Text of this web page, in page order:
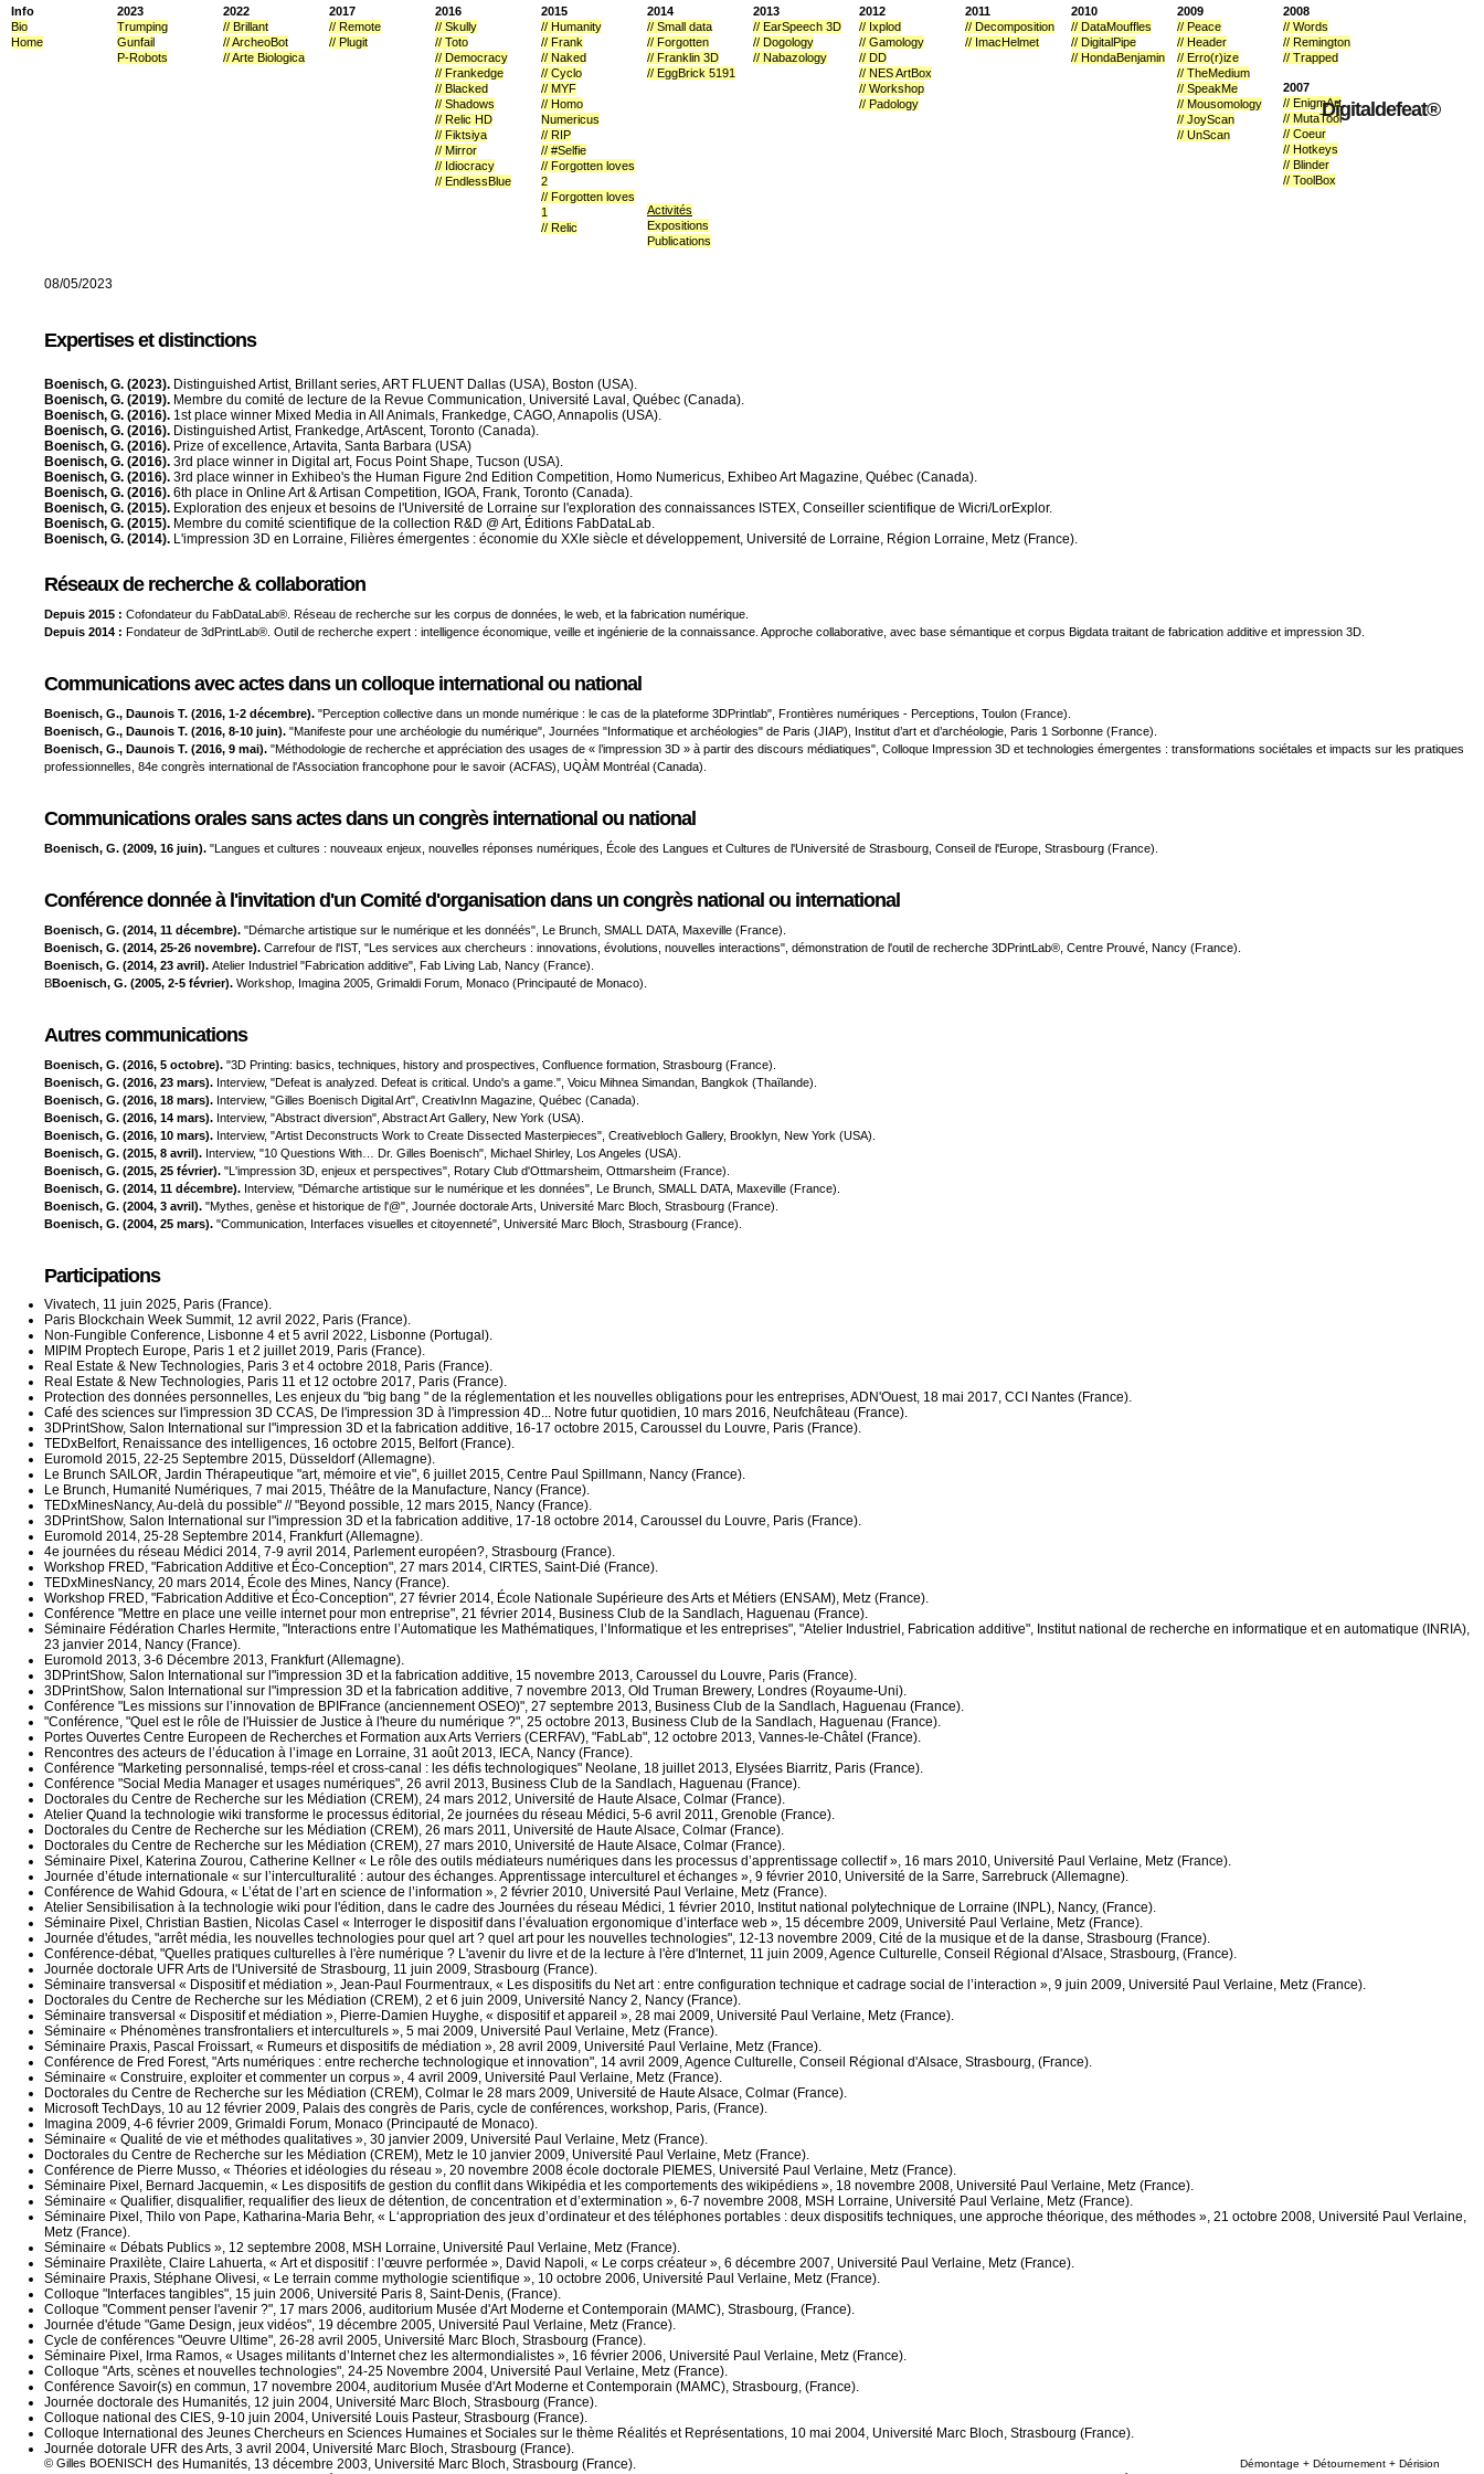
Digitaldefeat®
Info
Bio
Home
2023
Trumping
Gunfail
P-Robots
2022
// Brillant
// ArcheoBot
// Arte Biologica
2017
// Remote
// Plugit
2016
// Skully
// Toto
// Democracy
// Frankedge
// Blacked
// Shadows
// Relic HD
// Fiktsiya
// Mirror
// Idiocracy
// EndlessBlue
2015
// Humanity
// Frank
// Naked
// Cyclo
// MYF
// Homo
Numericus
// RIP
// #Selfie
// Forgotten loves
2
// Forgotten loves
1
// Relic
2014
// Small data
// Forgotten
// Franklin 3D
// EggBrick 5191
2013
// EarSpeech 3D
// Dogology
// Nabazology
2012
// Ixplod
// Gamology
// DD
// NES ArtBox
// Workshop
// Padology
2011
// Decomposition
// ImacHelmet
2010
// DataMouffles
// DigitalPipe
// HondaBenjamin
2009
// Peace
// Header
// Erro(r)ize
// TheMedium
// SpeakMe
// Mousomology
// JoyScan
// UnScan
2008
// Words
// Remington
// Trapped
2007
// EnigmArt
// MutaTool
// Coeur
// Hotkeys
// Blinder
// ToolBox
Activités
Expositions
Publications
08/05/2023
Expertises et distinctions
Boenisch, G. (2023). Distinguished Artist, Brillant series, ART FLUENT Dallas (USA), Boston (USA).
Boenisch, G. (2019). Membre du comité de lecture de la Revue Communication, Université Laval, Québec (Canada).
Boenisch, G. (2016). 1st place winner Mixed Media in All Animals, Frankedge, CAGO, Annapolis (USA).
Boenisch, G. (2016). Distinguished Artist, Frankedge, ArtAscent, Toronto (Canada).
Boenisch, G. (2016). Prize of excellence, Artavita, Santa Barbara (USA)
Boenisch, G. (2016). 3rd place winner in Digital art, Focus Point Shape, Tucson (USA).
Boenisch, G. (2016). 3rd place winner in Exhibeo's the Human Figure 2nd Edition Competition, Homo Numericus, Exhibeo Art Magazine, Québec (Canada).
Boenisch, G. (2016). 6th place in Online Art & Artisan Competition, IGOA, Frank, Toronto (Canada).
Boenisch, G. (2015). Exploration des enjeux et besoins de l'Université de Lorraine sur l'exploration des connaissances ISTEX, Conseiller scientifique de Wicri/LorExplor.
Boenisch, G. (2015). Membre du comité scientifique de la collection R&D @ Art, Éditions FabDataLab.
Boenisch, G. (2014). L'impression 3D en Lorraine, Filières émergentes : économie du XXIe siècle et développement, Université de Lorraine, Région Lorraine, Metz (France).
Réseaux de recherche & collaboration
Depuis 2015 : Cofondateur du FabDataLab®. Réseau de recherche sur les corpus de données, le web, et la fabrication numérique.
Depuis 2014 : Fondateur de 3dPrintLab®. Outil de recherche expert : intelligence économique, veille et ingénierie de la connaissance. Approche collaborative, avec base sémantique et corpus Bigdata traitant de fabrication additive et impression 3D.
Communications avec actes dans un colloque international ou national
Boenisch, G., Daunois T. (2016, 1-2 décembre). "Perception collective dans un monde numérique : le cas de la plateforme 3DPrintlab", Frontières numériques - Perceptions, Toulon (France).
Boenisch, G., Daunois T. (2016, 8-10 juin). "Manifeste pour une archéologie du numérique", Journées "Informatique et archéologies" de Paris (JIAP), Institut d’art et d’archéologie, Paris 1 Sorbonne (France).
Boenisch, G., Daunois T. (2016, 9 mai). "Méthodologie de recherche et appréciation des usages de « l’impression 3D » à partir des discours médiatiques", Colloque Impression 3D et technologies émergentes : transformations sociétales et impacts sur les pratiques
professionnelles, 84e congrès international de l'Association francophone pour le savoir (ACFAS), UQÀM Montréal (Canada).
Communications orales sans actes dans un congrès international ou national
Boenisch, G. (2009, 16 juin). "Langues et cultures : nouveaux enjeux, nouvelles réponses numériques, École des Langues et Cultures de l'Université de Strasbourg, Conseil de l'Europe, Strasbourg (France).
Conférence donnée à l'invitation d'un Comité d'organisation dans un congrès national ou international
Boenisch, G. (2014, 11 décembre). "Démarche artistique sur le numérique et les donnéés", Le Brunch, SMALL DATA, Maxeville (France).
Boenisch, G. (2014, 25-26 novembre). Carrefour de l'IST, "Les services aux chercheurs : innovations, évolutions, nouvelles interactions", démonstration de l'outil de recherche 3DPrintLab®, Centre Prouvé, Nancy (France).
Boenisch, G. (2014, 23 avril). Atelier Industriel "Fabrication additive", Fab Living Lab, Nancy (France).
BBoenisch, G. (2005, 2-5 février). Workshop, Imagina 2005, Grimaldi Forum, Monaco (Principauté de Monaco).
Autres communications
Boenisch, G. (2016, 5 octobre). "3D Printing: basics, techniques, history and prospectives, Confluence formation, Strasbourg (France).
Boenisch, G. (2016, 23 mars). Interview, "Defeat is analyzed. Defeat is critical. Undo's a game.", Voicu Mihnea Simandan, Bangkok (Thaïlande).
Boenisch, G. (2016, 18 mars). Interview, "Gilles Boenisch Digital Art", CreativInn Magazine, Québec (Canada).
Boenisch, G. (2016, 14 mars). Interview, "Abstract diversion", Abstract Art Gallery, New York (USA).
Boenisch, G. (2016, 10 mars). Interview, "Artist Deconstructs Work to Create Dissected Masterpieces", Creativebloch Gallery, Brooklyn, New York (USA).
Boenisch, G. (2015, 8 avril). Interview, "10 Questions With… Dr. Gilles Boenisch", Michael Shirley, Los Angeles (USA).
Boenisch, G. (2015, 25 février). "L'impression 3D, enjeux et perspectives", Rotary Club d'Ottmarsheim, Ottmarsheim (France).
Boenisch, G. (2014, 11 décembre). Interview, "Démarche artistique sur le numérique et les données", Le Brunch, SMALL DATA, Maxeville (France).
Boenisch, G. (2004, 3 avril). "Mythes, genèse et historique de l'@", Journée doctorale Arts, Université Marc Bloch, Strasbourg (France).
Boenisch, G. (2004, 25 mars). "Communication, Interfaces visuelles et citoyenneté", Université Marc Bloch, Strasbourg (France).
Participations
Vivatech, 11 juin 2025, Paris (France).
Paris Blockchain Week Summit, 12 avril 2022, Paris (France).
Non-Fungible Conference, Lisbonne 4 et 5 avril 2022, Lisbonne (Portugal).
MIPIM Proptech Europe, Paris 1 et 2 juillet 2019, Paris (France).
Real Estate & New Technologies, Paris 3 et 4 octobre 2018, Paris (France).
Real Estate & New Technologies, Paris 11 et 12 octobre 2017, Paris (France).
Protection des données personnelles, Les enjeux du "big bang " de la réglementation et les nouvelles obligations pour les entreprises, ADN'Ouest, 18 mai 2017, CCI Nantes (France).
Café des sciences sur l'impression 3D CCAS, De l'impression 3D à l'impression 4D... Notre futur quotidien, 10 mars 2016, Neufchâteau (France).
3DPrintShow, Salon International sur l"impression 3D et la fabrication additive, 16-17 octobre 2015, Caroussel du Louvre, Paris (France).
TEDxBelfort, Renaissance des intelligences, 16 octobre 2015, Belfort (France).
Euromold 2015, 22-25 Septembre 2015, Düsseldorf (Allemagne).
Le Brunch SAILOR, Jardin Thérapeutique "art, mémoire et vie", 6 juillet 2015, Centre Paul Spillmann, Nancy (France).
Le Brunch, Humanité Numériques, 7 mai 2015, Théâtre de la Manufacture, Nancy (France).
TEDxMinesNancy, Au-delà du possible" // "Beyond possible, 12 mars 2015, Nancy (France).
3DPrintShow, Salon International sur l"impression 3D et la fabrication additive, 17-18 octobre 2014, Caroussel du Louvre, Paris (France).
Euromold 2014, 25-28 Septembre 2014, Frankfurt (Allemagne).
4e journées du réseau Médici 2014, 7-9 avril 2014, Parlement européen?, Strasbourg (France).
Workshop FRED, "Fabrication Additive et Éco-Conception", 27 mars 2014, CIRTES, Saint-Dié (France).
TEDxMinesNancy, 20 mars 2014, École des Mines, Nancy (France).
Workshop FRED, "Fabrication Additive et Éco-Conception", 27 février 2014, École Nationale Supérieure des Arts et Métiers (ENSAM), Metz (France).
Conférence "Mettre en place une veille internet pour mon entreprise", 21 février 2014, Business Club de la Sandlach, Haguenau (France).
Séminaire Fédération Charles Hermite, "Interactions entre l’Automatique les Mathématiques, l’Informatique et les entreprises", "Atelier Industriel, Fabrication additive", Institut national de recherche en informatique et en automatique (INRIA),
23 janvier 2014, Nancy (France).
Euromold 2013, 3-6 Décembre 2013, Frankfurt (Allemagne).
3DPrintShow, Salon International sur l"impression 3D et la fabrication additive, 15 novembre 2013, Caroussel du Louvre, Paris (France).
3DPrintShow, Salon International sur l"impression 3D et la fabrication additive, 7 novembre 2013, Old Truman Brewery, Londres (Royaume-Uni).
Conférence "Les missions sur l’innovation de BPIFrance (anciennement OSEO)", 27 septembre 2013, Business Club de la Sandlach, Haguenau (France).
"Conférence, "Quel est le rôle de l'Huissier de Justice à l'heure du numérique ?", 25 octobre 2013, Business Club de la Sandlach, Haguenau (France).
Portes Ouvertes Centre Europeen de Recherches et Formation aux Arts Verriers (CERFAV), "FabLab", 12 octobre 2013, Vannes-le-Châtel (France).
Rencontres des acteurs de l’éducation à l’image en Lorraine, 31 août 2013, IECA, Nancy (France).
Conférence "Marketing personnalisé, temps-réel et cross-canal : les défis technologiques" Neolane, 18 juillet 2013, Elysées Biarritz, Paris (France).
Conférence "Social Media Manager et usages numériques", 26 avril 2013, Business Club de la Sandlach, Haguenau (France).
Doctorales du Centre de Recherche sur les Médiation (CREM), 24 mars 2012, Université de Haute Alsace, Colmar (France).
Atelier Quand la technologie wiki transforme le processus éditorial, 2e journées du réseau Médici, 5-6 avril 2011, Grenoble (France).
Doctorales du Centre de Recherche sur les Médiation (CREM), 26 mars 2011, Université de Haute Alsace, Colmar (France).
Doctorales du Centre de Recherche sur les Médiation (CREM), 27 mars 2010, Université de Haute Alsace, Colmar (France).
Séminaire Pixel, Katerina Zourou, Catherine Kellner « Le rôle des outils médiateurs numériques dans les processus d’apprentissage collectif », 16 mars 2010, Université Paul Verlaine, Metz (France).
Journée d’étude internationale « sur l’interculturalité : autour des échanges. Apprentissage interculturel et échanges », 9 février 2010, Université de la Sarre, Sarrebruck (Allemagne).
Conférence de Wahid Gdoura, « L’état de l’art en science de l’information », 2 février 2010, Université Paul Verlaine, Metz (France).
Atelier Sensibilisation à la technologie wiki pour l'édition, dans le cadre des Journées du réseau Médici, 1 février 2010, Institut national polytechnique de Lorraine (INPL), Nancy, (France).
Séminaire Pixel, Christian Bastien, Nicolas Casel « Interroger le dispositif dans l’évaluation ergonomique d’interface web », 15 décembre 2009, Université Paul Verlaine, Metz (France).
Journée d'études, "arrêt média, les nouvelles technologies pour quel art ? quel art pour les nouvelles technologies", 12-13 novembre 2009, Cité de la musique et de la danse, Strasbourg (France).
Conférence-débat, "Quelles pratiques culturelles à l'ère numérique ? L'avenir du livre et de la lecture à l'ère d'Internet, 11 juin 2009, Agence Culturelle, Conseil Régional d'Alsace, Strasbourg, (France).
Journée doctorale UFR Arts de l'Université de Strasbourg, 11 juin 2009, Strasbourg (France).
Séminaire transversal « Dispositif et médiation », Jean-Paul Fourmentraux, « Les dispositifs du Net art : entre configuration technique et cadrage social de l’interaction », 9 juin 2009, Université Paul Verlaine, Metz (France).
Doctorales du Centre de Recherche sur les Médiation (CREM), 2 et 6 juin 2009, Université Nancy 2, Nancy (France).
Séminaire transversal « Dispositif et médiation », Pierre-Damien Huyghe, « dispositif et appareil », 28 mai 2009, Université Paul Verlaine, Metz (France).
Séminaire « Phénomènes transfrontaliers et interculturels », 5 mai 2009, Université Paul Verlaine, Metz (France).
Séminaire Praxis, Pascal Froissart, « Rumeurs et dispositifs de médiation », 28 avril 2009, Université Paul Verlaine, Metz (France).
Conférence de Fred Forest, "Arts numériques : entre recherche technologique et innovation", 14 avril 2009, Agence Culturelle, Conseil Régional d'Alsace, Strasbourg, (France).
Séminaire « Construire, exploiter et commenter un corpus », 4 avril 2009, Université Paul Verlaine, Metz (France).
Doctorales du Centre de Recherche sur les Médiation (CREM), Colmar le 28 mars 2009, Université de Haute Alsace, Colmar (France).
Microsoft TechDays, 10 au 12 février 2009, Palais des congrès de Paris, cycle de conférences, workshop, Paris, (France).
Imagina 2009, 4-6 février 2009, Grimaldi Forum, Monaco (Principauté de Monaco).
Séminaire « Qualité de vie et méthodes qualitatives », 30 janvier 2009, Université Paul Verlaine, Metz (France).
Doctorales du Centre de Recherche sur les Médiation (CREM), Metz le 10 janvier 2009, Université Paul Verlaine, Metz (France).
Conférence de Pierre Musso, « Théories et idéologies du réseau », 20 novembre 2008 école doctorale PIEMES, Université Paul Verlaine, Metz (France).
Séminaire Pixel, Bernard Jacquemin, « Les dispositifs de gestion du conflit dans Wikipédia et les comportements des wikipédiens », 18 novembre 2008, Université Paul Verlaine, Metz (France).
Séminaire « Qualifier, disqualifier, requalifier des lieux de détention, de concentration et d’extermination », 6-7 novembre 2008, MSH Lorraine, Université Paul Verlaine, Metz (France).
Séminaire Pixel, Thilo von Pape, Katharina-Maria Behr, « L‘appropriation des jeux d’ordinateur et des téléphones portables : deux dispositifs techniques, une approche théorique, des méthodes », 21 octobre 2008, Université Paul Verlaine,
Metz (France).
Séminaire « Débats Publics », 12 septembre 2008, MSH Lorraine, Université Paul Verlaine, Metz (France).
Séminaire Praxilète, Claire Lahuerta, « Art et dispositif : l’œuvre performée », David Napoli, « Le corps créateur », 6 décembre 2007, Université Paul Verlaine, Metz (France).
Séminaire Praxis, Stéphane Olivesi, « Le terrain comme mythologie scientifique », 10 octobre 2006, Université Paul Verlaine, Metz (France).
Colloque "Interfaces tangibles", 15 juin 2006, Université Paris 8, Saint-Denis, (France).
Colloque "Comment penser l'avenir ?", 17 mars 2006, auditorium Musée d'Art Moderne et Contemporain (MAMC), Strasbourg, (France).
Journée d'étude "Game Design, jeux vidéos", 19 décembre 2005, Université Paul Verlaine, Metz (France).
Cycle de conférences "Oeuvre Ultime", 26-28 avril 2005, Université Marc Bloch, Strasbourg (France).
Séminaire Pixel, Irma Ramos, « Usages militants d’Internet chez les altermondialistes », 16 février 2006, Université Paul Verlaine, Metz (France).
Colloque "Arts, scènes et nouvelles technologies", 24-25 Novembre 2004, Université Paul Verlaine, Metz (France).
Conférence Savoir(s) en commun, 17 novembre 2004, auditorium Musée d'Art Moderne et Contemporain (MAMC), Strasbourg, (France).
Journée doctorale des Humanités, 12 juin 2004, Université Marc Bloch, Strasbourg (France).
Colloque national des CIES, 9-10 juin 2004, Université Louis Pasteur, Strasbourg (France).
Colloque International des Jeunes Chercheurs en Sciences Humaines et Sociales sur le thème Réalités et Représentations, 10 mai 2004, Université Marc Bloch, Strasbourg (France).
Journée dotorale UFR des Arts, 3 avril 2004, Université Marc Bloch, Strasbourg (France).
Journée doctorale des Humanités, 13 décembre 2003, Université Marc Bloch, Strasbourg (France).
© Gilles BOENISCH Démontage + Détournement + Dérision